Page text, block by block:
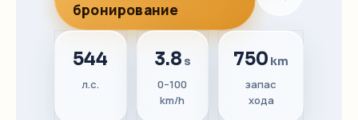
бронирование
544
л.с.
3.8 s
0–100
km/h
750 km
запас
хода